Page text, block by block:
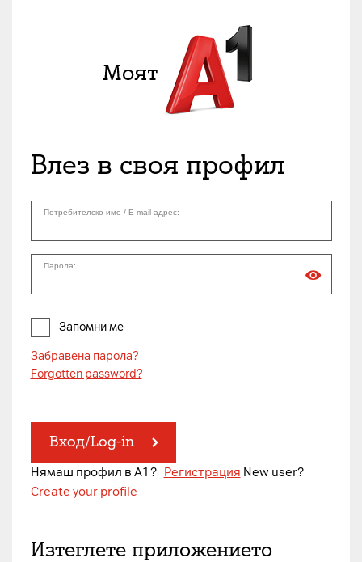
Влез в своя профил
Потребителско име / E-mail адрес:
Парола:
Запомни ме
Забравена парола?
Forgotten password?
Вход/Log-in
Нямаш профил в A1? Регистрация New user?
Create your profile
Изтеглете приложението